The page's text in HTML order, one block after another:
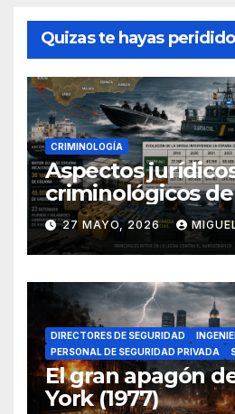
Quizas te hayas
CRIMINOLOGÍA
Aspectos
criminológicos
lucha contra el
en el sur de
27 MAYO, 2026
DIRECTORES DE SEGURIDAD
PERSONAL DE SEGURIDAD PRIVADA
El gran apagón
York (1977)